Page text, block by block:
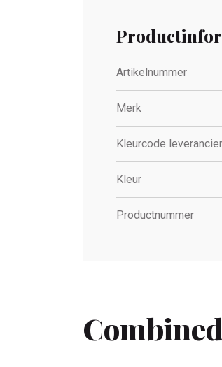
Artikelnummer
Merk
Kleurcode leverancier
Kleur
Productnummer
Combined